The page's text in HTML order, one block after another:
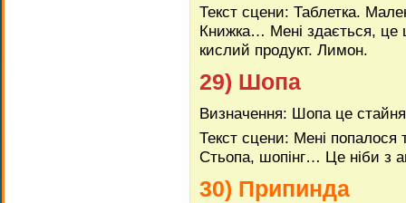
Текст сцени: Таблетка.
Книжка… Мені здається, це
кислий продукт. Лимон.
29) Шопа
Визначення: Шопа це стайня
Текст сцени: Мені
Стьопа, шопінг… Це ніби з
30) Припинда